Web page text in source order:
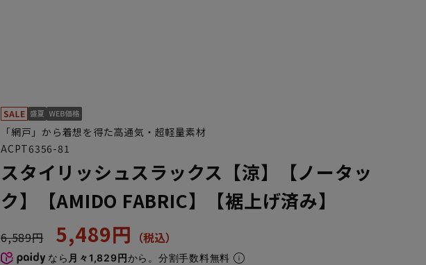
「網戸」から着想を得た高通気・超軽量素材
ACPT6356-81
スタイリッシュスラックス【涼】【ノータッ
ク】【AMIDO FABRIC】【裾上げ済み】
6,589円 5,489円
なら 月々1,829円から。分割手数料無料